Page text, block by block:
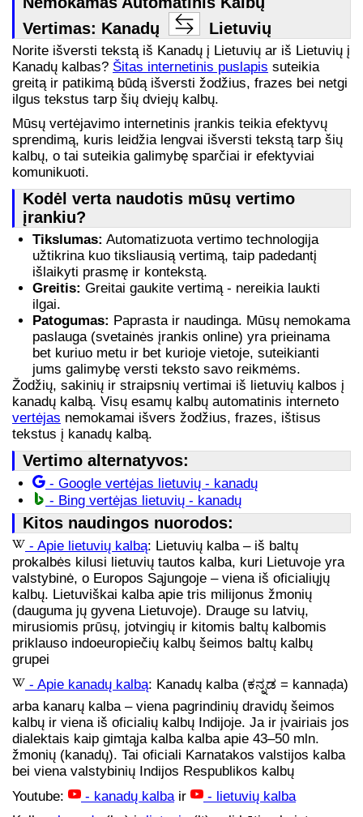
Vertimas: Kanadų
Lietuvių
Norite išversti tekstą iš Kanadų į Lietuvių ar iš Lietuvių į
Kanadų kalbas? Šitas internetinis puslapis suteikia
greitą ir patikimą būdą išversti žodžius, frazes bei netgi
ilgus tekstus tarp šių dviejų kalbų.
Mūsų vertėjavimo internetinis įrankis teikia efektyvų
sprendimą, kuris leidžia lengvai išversti tekstą tarp šių
kalbų, o tai suteikia galimybę sparčiai ir efektyviai
komunikuoti.
Kodėl verta naudotis mūsų vertimo
įrankiu?
Tikslumas: Automatizuota vertimo technologija
užtikrina kuo tiksliausią vertimą, taip padedantį
išlaikyti prasmę ir kontekstą.
Greitis: Greitai gaukite vertimą - nereikia laukti
ilgai.
Patogumas: Paprasta ir naudinga. Mūsų nemokama
paslauga (svetainės įrankis online) yra prieinama
bet kuriuo metu ir bet kurioje vietoje, suteikianti
jums galimybę versti teksto savo reikmėms.
Žodžių, sakinių ir straipsnių vertimai iš lietuvių kalbos į
kanadų kalbą. Visų esamų kalbų automatinis interneto
vertėjas nemokamai išvers žodžius, frazes, ištisus
tekstus į kanadų kalbą.
Vertimo alternatyvos:
- Google vertėjas lietuvių - kanadų
- Bing vertėjas lietuvių - kanadų
Kitos naudingos nuorodos:
- Apie lietuvių kalbą: Lietuvių kalba – iš baltų
prokalbės kilusi lietuvių tautos kalba, kuri Lietuvoje yra
valstybinė, o Europos Sąjungoje – viena iš oficialiųjų
kalbų. Lietuviškai kalba apie tris milijonus žmonių
(dauguma jų gyvena Lietuvoje). Drauge su latvių,
mirusiomis prūsų, jotvingių ir kitomis baltų kalbomis
priklauso indoeuropiečių kalbų šeimos baltų kalbų
grupei
- Apie kanadų kalbą: Kanadų kalba (ಕನ್ನಡ = kannaḍa)
arba kanarų kalba – viena pagrindinių dravidų šeimos
kalbų ir viena iš oficialių kalbų Indijoje. Ja ir įvairiais jos
dialektais kaip gimtąja kalba kalba apie 43–50 mln.
žmonių (kanadų). Tai oficiali Karnatakos valstijos kalba
bei viena valstybinių Indijos Respublikos kalbų
Youtube:
- kanadų kalbair
- lietuvių kalba